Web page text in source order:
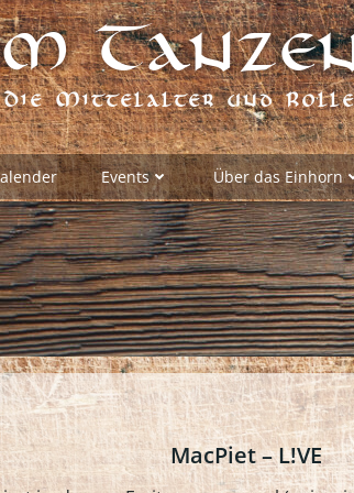
Die Mittelalter und
Events Über das Einhorn
MacPiet – L!VE